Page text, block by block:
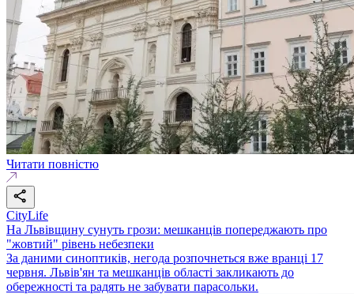
Читати повністю
CityLife
На Львівщину сунуть грози: мешканців попереджають про
"жовтий" рівень небезпеки
За даними синоптиків, негода розпочнеться вже вранці 17
червня. Львів'ян та мешканців області закликають до
обережності та радять не забувати парасольки.